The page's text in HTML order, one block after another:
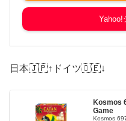
Yahoo!
日本🇯🇵↑ドイツ🇩🇪↓
Kosmos
Game
Kosmos